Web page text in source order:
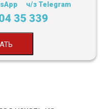
ч/з Telegram
35 339